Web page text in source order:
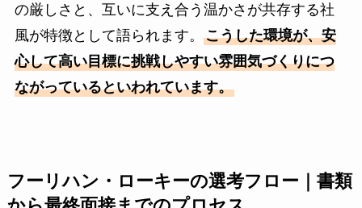
の厳しさと、互いに支え合う温かさが共存する社
風が特徴として語られます。 こうした環境が、安
心して高い目標に挑戦しやすい雰囲気づくりにつ
ながっているといわれています。
フーリハン・ローキーの選考フロー｜書類